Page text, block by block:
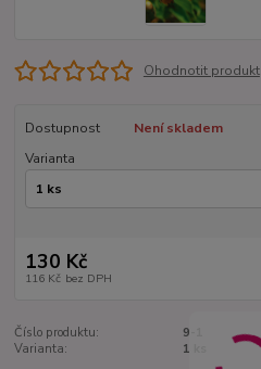
Ohodnotit produkt
Dostupnost
Není skladem
Varianta
130 Kč
116 Kč bez DPH
Číslo produktu:
9-1
Varianta:
1 ks